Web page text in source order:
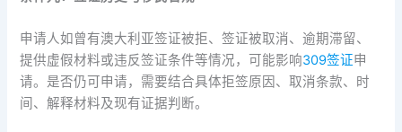
申请人如曾有澳大利亚签证被拒、签证被取消、逾期滞留、
提供虚假材料或违反签证条件等情况，可能影响309签证申
请。是否仍可申请，需要结合具体拒签原因、取消条款、时
间、解释材料及现有证据判断。